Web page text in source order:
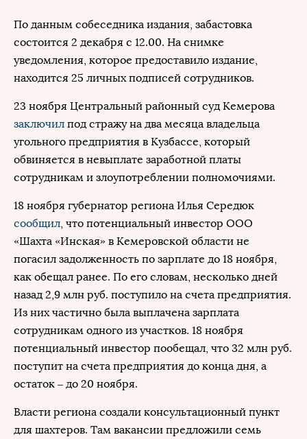
По данным собеседника издания, забастовка
состоится 2 декабря с 12.00. На снимке
уведомления, которое предоставило издание,
находится 25 личных подписей сотрудников.
23 ноября Центральный районный суд Кемерова
заключил под стражу на два месяца владельца
угольного предприятия в Кузбассе, который
обвиняется в невыплате заработной платы
сотрудникам и злоупотреблении полномочиями.
18 ноября губернатор региона Илья Середюк
сообщил, что потенциальный инвестор ООО
«Шахта «Инская» в Кемеровской области не
погасил задолженность по зарплате до 18 ноября,
как обещал ранее. По его словам, несколько дней
назад 2,9 млн руб. поступило на счета предприятия.
Из них частично была выплачена зарплата
сотрудникам одного из участков. 18 ноября
потенциальный инвестор пообещал, что 32 млн руб.
поступит на счета предприятия до конца дня, а
остаток – до 20 ноября.
Власти региона создали консультационный пункт
для шахтеров. Там вакансии предложили семь